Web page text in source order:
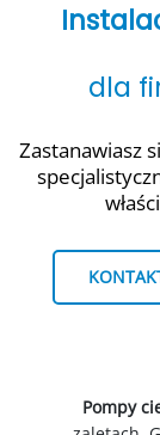
dla
Zastanawiasz
Pompy